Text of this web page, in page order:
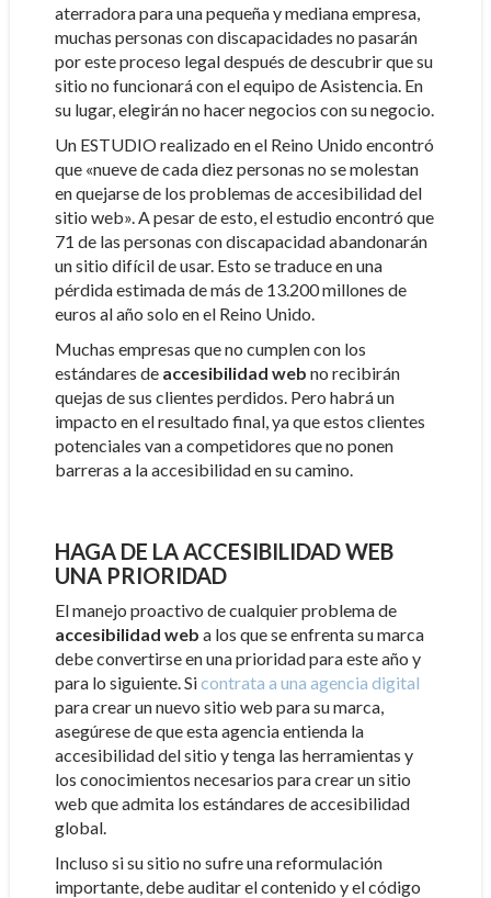
aterradora para una pequeña y mediana empresa,
muchas personas con discapacidades no pasarán
por este proceso legal después de descubrir que su
sitio no funcionará con el equipo de Asistencia. En
su lugar, elegirán no hacer negocios con su negocio.
Un ESTUDIO realizado en el Reino Unido encontró
que «nueve de cada diez personas no se molestan
en quejarse de los problemas de accesibilidad del
sitio web». A pesar de esto, el estudio encontró que
71 de las personas con discapacidad abandonarán
un sitio difícil de usar. Esto se traduce en una
pérdida estimada de más de 13.200 millones de
euros al año solo en el Reino Unido.
Muchas empresas que no cumplen con los
estándares de accesibilidad web no recibirán
quejas de sus clientes perdidos. Pero habrá un
impacto en el resultado final, ya que estos clientes
potenciales van a competidores que no ponen
barreras a la accesibilidad en su camino.
HAGA DE LA ACCESIBILIDAD WEB
UNA PRIORIDAD
El manejo proactivo de cualquier problema de
accesibilidad web a los que se enfrenta su marca
debe convertirse en una prioridad para este año y
para lo siguiente. Sicontrata a una agencia digital
para crear un nuevo sitio web para su marca,
asegúrese de que esta agencia entienda la
accesibilidad del sitio y tenga las herramientas y
los conocimientos necesarios para crear un sitio
web que admita los estándares de accesibilidad
global.
Incluso si su sitio no sufre una reformulación
importante, debe auditar el contenido y el código